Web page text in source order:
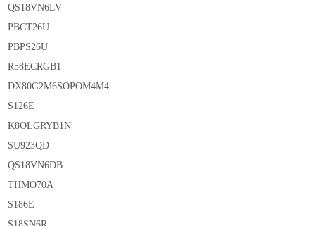
QS18VN6LV
PBCT26U
PBPS26U
R58ECRGB1
DX80G2M6SOPOM4M4
S126E
K8OLGRYB1N
SU923QD
QS18VN6DB
THMO70A
S186E